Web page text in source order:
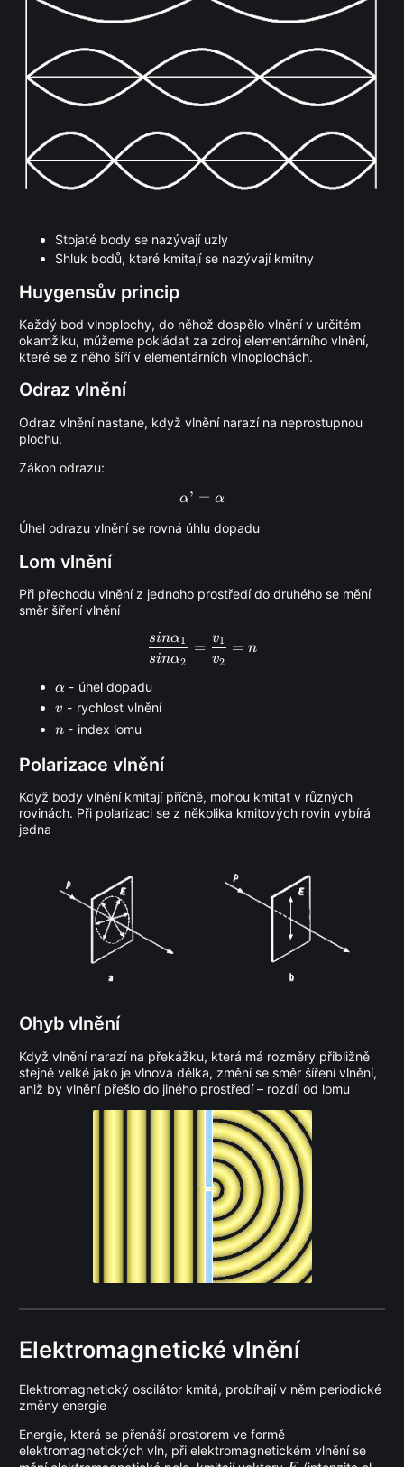
Stojaté body se nazývají uzly
Shluk bodů, které kmitají se nazývají kmitny
Huygensův princip
Každý bod vlnoplochy, do něhož dospělo vlnění v určitém
okamžiku, můžeme pokládat za zdroj elementárního vlnění,
které se z něho šíří v elementárních vlnoplochách.
Odraz vlnění
Odraz vlnění nastane, když vlnění narazí na neprostupnou
plochu.
Zákon odrazu:
\alpha ’ = \alpha
α’ = α
Úhel odrazu vlnění se rovná úhlu dopadu
Lom vlnění
Při přechodu vlnění z jednoho prostředí do druhého se mění
směr šíření vlnění
sinα2
sinα1 =
v2
v1 = n
\alpha
α - úhel dopadu
v
v - rychlost vlnění
n
n - index lomu
Polarizace vlnění
Když body vlnění kmitají příčně, mohou kmitat v různých
rovinách. Při polarizaci se z několika kmitových rovin vybírá
jedna
Ohyb vlnění
Když vlnění narazí na překážku, která má rozměry přibližně
stejně velké jako je vlnová délka, změní se směr šíření vlnění,
aniž by vlnění přešlo do jiného prostředí – rozdíl od lomu
Elektromagnetické vlnění
Elektromagnetický oscilátor kmitá, probíhají v něm periodické
změny energie
Energie, která se přenáší prostorem ve formě
elektromagnetických vln, při elektromagnetickém vlnění se